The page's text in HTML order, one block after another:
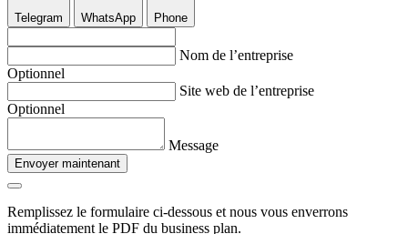
Telegram WhatsApp Phone
Nom de l’entreprise
Optionnel
Site web de l’entreprise
Optionnel
Message
Envoyer maintenant
Remplissez le formulaire ci-dessous et nous vous enverrons
immédiatement le PDF du business plan.